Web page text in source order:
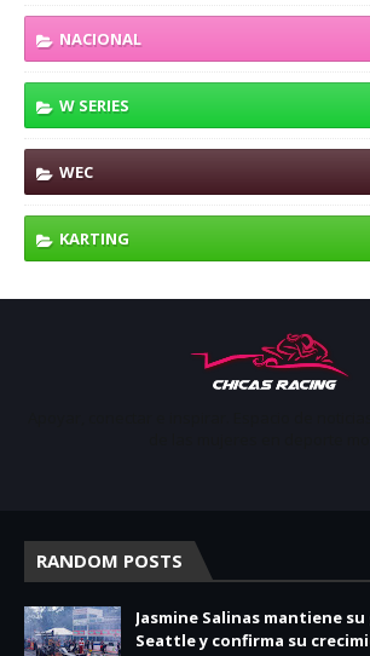
NACIONAL
W SERIES
WEC
KARTING
RANDOM POSTS
Jasmine Salinas mantiene
Seattle y confirma su